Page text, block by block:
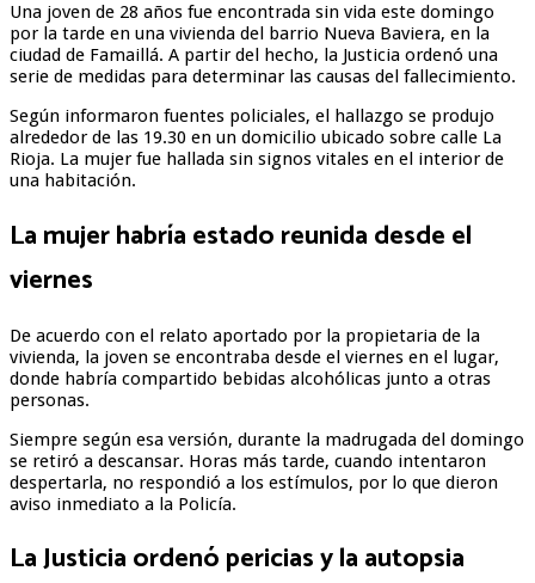
Una joven de 28 años fue encontrada sin vida este domingo
por la tarde en una vivienda del barrio Nueva Baviera, en la
ciudad de Famaillá. A partir del hecho, la Justicia ordenó una
serie de medidas para determinar las causas del fallecimiento.
Según informaron fuentes policiales, el hallazgo se produjo
alrededor de las 19.30 en un domicilio ubicado sobre calle La
Rioja. La mujer fue hallada sin signos vitales en el interior de
una habitación.
La mujer habría estado reunida desde el
viernes
De acuerdo con el relato aportado por la propietaria de la
vivienda, la joven se encontraba desde el viernes en el lugar,
donde habría compartido bebidas alcohólicas junto a otras
personas.
Siempre según esa versión, durante la madrugada del domingo
se retiró a descansar. Horas más tarde, cuando intentaron
despertarla, no respondió a los estímulos, por lo que dieron
aviso inmediato a la Policía.
La Justicia ordenó pericias y la autopsia